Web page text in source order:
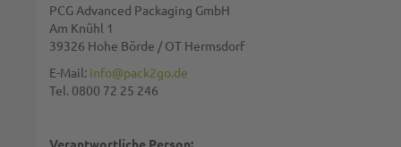
Zusammenfassung:
PCG Advanced Packaging GmbH
Am Knühl 1
39326 Hohe Börde / OT Hermsdorf
E-Mail: info@pack2go.de
Tel. 0800 72 25 246
Verantwortliche Person: